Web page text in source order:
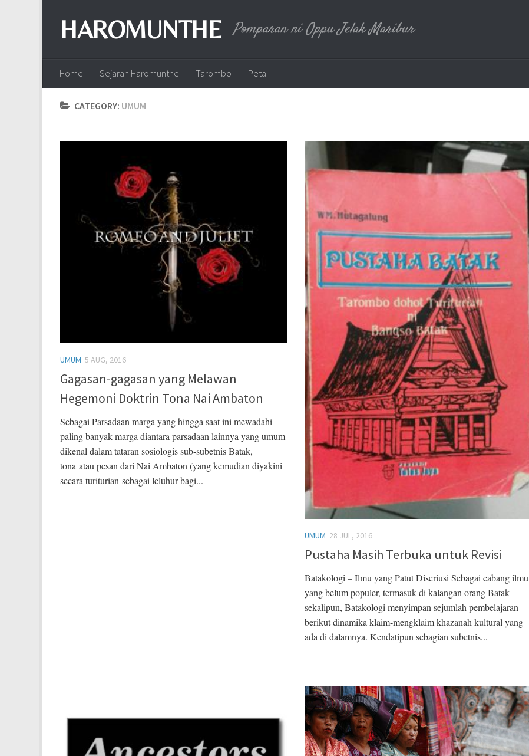
HAROMUNTHE Pomparan ni Oppu Jelak Maribur
Home Sejarah Haromunthe Tarombo Peta
CATEGORY: UMUM
UMUM 5 AUG, 2016
Gagasan-gagasan yang Melawan
Hegemoni Doktrin Tona Nai Ambaton
Sebagai Parsadaan marga yang hingga saat ini mewadahi
paling banyak marga diantara parsadaan lainnya yang umum
dikenal dalam tataran sosiologis sub-subetnis Batak,
tona atau pesan dari Nai Ambaton (yang kemudian diyakini
secara turiturian sebagai leluhur bagi...
UMUM 28 JUL, 2016
Pustaha Masih Terbuka untuk Revisi
Batakologi – Ilmu yang Patut Diseriusi Sebagai cabang ilmu
yang belum populer, termasuk di kalangan orang Batak
sekalipun, Batakologi menyimpan sejumlah pembelajaran
berikut dinamika klaim-mengklaim khazanah kultural yang
ada di dalamnya. Kendatipun sebagian subetnis...